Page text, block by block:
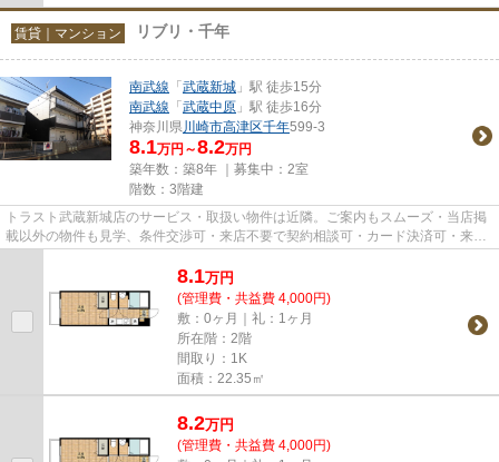
賃貸｜マンション リブリ・千年
南武線 「武蔵新城 」駅 徒歩15分
南武線 「武蔵中原 」駅 徒歩16分
神奈川県川崎市高津区千年599-3
8.1万円～8.2万円
築年数：築8年 ｜募集中： 2室
階数：3階建
トラスト武蔵新城店のサービス・取扱い物件は近隣。ご案内もスムーズ・当店掲
載以外の物件も見学、条件交渉可・来店不要で契約相談可・カード決済可・来店
時無料駐車場有（要電話予約...
8.1万円
(管理費・共益費 4,000円)
敷：0ヶ月｜礼：1ヶ月
所在階：2階
間取り：1K
面積：22.35㎡
8.2万円
(管理費・共益費 4,000円)